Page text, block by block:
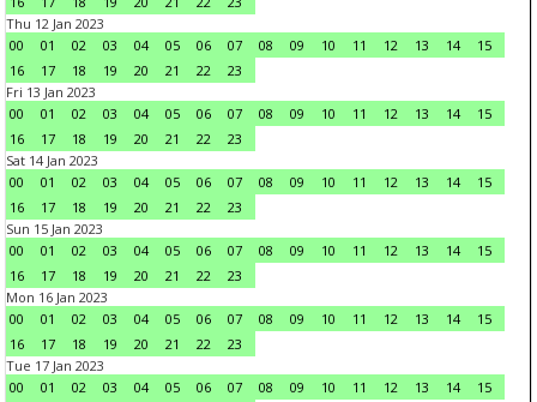
Thu 12 Jan 2023
00
01 02 03 04 05 06 07 08 09 10 11 12 13 14
15
16
17 18 19 20 21 22
23
Fri 13 Jan 2023
00
01 02 03 04 05 06 07 08 09 10 11 12 13 14
15
16
17 18 19 20 21 22
23
Sat 14 Jan 2023
00
01 02 03 04 05 06 07 08 09 10 11 12 13 14
15
16
17 18 19 20 21 22
23
Sun 15 Jan 2023
00
01 02 03 04 05 06 07 08 09 10 11 12 13 14
15
16
17 18 19 20 21 22
23
Mon 16 Jan 2023
00
01 02 03 04 05 06 07 08 09 10 11 12 13 14
15
16
17 18 19 20 21 22
23
Tue 17 Jan 2023
00
01 02 03 04 05 06 07 08 09 10 11 12 13 14
15